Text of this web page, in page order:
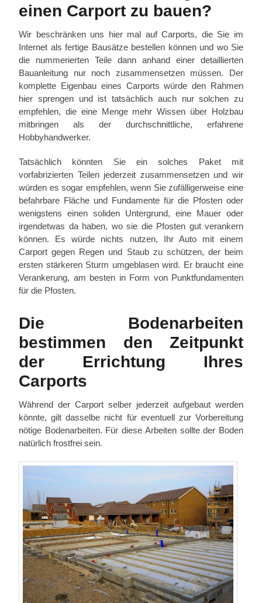
einen Carport zu bauen?
Wir beschränken uns hier mal auf Carports, die Sie im
Internet als fertige Bausätze bestellen können und wo Sie
die nummerierten Teile dann anhand einer detaillierten
Bauanleitung nur noch zusammensetzen müssen. Der
komplette Eigenbau eines Carports würde den Rahmen
hier sprengen und ist tatsächlich auch nur solchen zu
empfehlen, die eine Menge mehr Wissen über Holzbau
mitbringen als der durchschnittliche, erfahrene
Hobbyhandwerker.
Tatsächlich könnten Sie ein solches Paket mit
vorfabrizierten Teilen jederzeit zusammensetzen und wir
würden es sogar empfehlen, wenn Sie zufälligerweise eine
befahrbare Fläche und Fundamente für die Pfosten oder
wenigstens einen soliden Untergrund, eine Mauer oder
irgendetwas da haben, wo sie die Pfosten gut verankern
können. Es würde nichts nutzen, Ihr Auto mit einem
Carport gegen Regen und Staub zu schützen, der beim
ersten stärkeren Sturm umgeblasen wird. Er braucht eine
Verankerung, am besten in Form von Punktfundamenten
für die Pfosten.
Die Bodenarbeiten
bestimmen den Zeitpunkt
der Errichtung Ihres
Carports
Während der Carport selber jederzeit aufgebaut werden
könnte, gilt dasselbe nicht für eventuell zur Vorbereitung
nötige Bodenarbeiten. Für diese Arbeiten sollte der Boden
natürlich frostfrei sein.